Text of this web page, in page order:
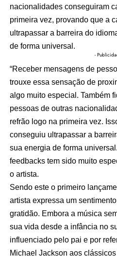
nacionalidades conseguiram
primeira vez, provando que a
ultrapassar a barreira do
de forma universal.
-
“Receber mensagens de
trouxe essa sensação de
algo muito especial. Também
pessoas de outras
refrão logo na primeira vez.
conseguiu ultrapassar a
sua energia de forma
feedbacks tem sido muito
o artista.
Sendo este o primeiro
artista expressa um
gratidão. Embora a música
sua vida desde a infância no
influenciado pelo pai e por
Michael Jackson aos